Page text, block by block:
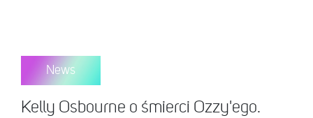
News
Kelly Osbourne o śmierci Ozzy'ego.